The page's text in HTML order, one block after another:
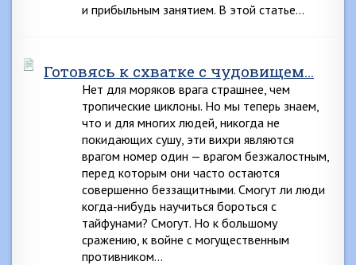
и прибыльным занятием. В этой статье…
Готовясь к схватке с чудовищем…
Нет для моряков врага страшнее, чем
тропические циклоны. Но мы теперь знаем,
что и для многих людей, никогда не
покидающих сушу, эти вихри являются
врагом номер один — врагом безжалостным,
перед которым они часто остаются
совершенно беззащитными. Смогут ли люди
когда-нибудь научиться бороться с
тайфунами? Смогут. Но к большому
сражению, к войне с могущественным
противником…